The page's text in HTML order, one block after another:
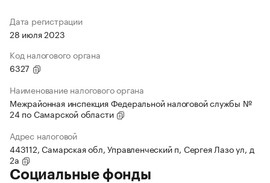
Дата регистрации
28 июля 2023
Код налогового органа
6327
Наименование налогового органа
Межрайонная инспекция Федеральной налоговой службы №
24 по Самарской области
Адрес налоговой
443112, Самарская обл, Управленческий п, Сергея Лазо ул, д
2а
Социальные фонды